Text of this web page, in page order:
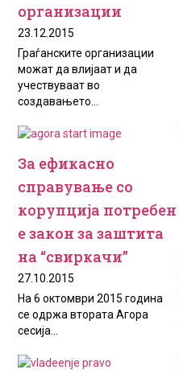
организации
23.12.2015
Граѓанските организации
можат да влијаат и да
учествуваат во
создавањето...
За ефикасно
справување со
корупција потребен
е закон за заштита
на “свиркачи”
27.10.2015
На 6 октомври 2015 година
се одржа втората Агора
сесија...